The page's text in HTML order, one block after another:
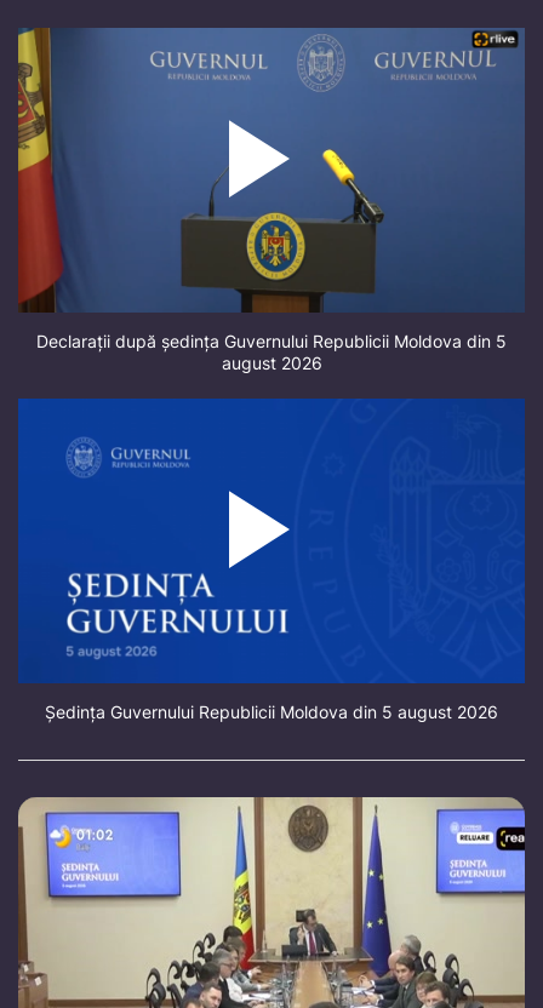
Declarații după ședința Guvernului Republicii Moldova din 5
august 2026
Ședința Guvernului Republicii Moldova din 5 august 2026